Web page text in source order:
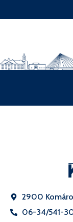
2900
06-34/541-